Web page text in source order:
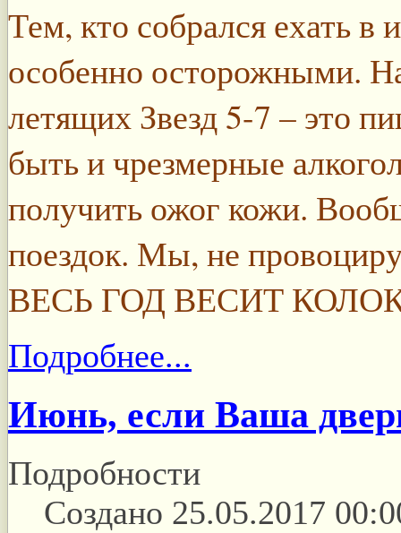
Тем, кто собрался ехать
особенно осторожными.
летящих Звезд 5-7 – это
быть и чрезмерные
получить ожог кожи.
поездок. Мы, не
ВЕСЬ ГОД ВЕСИТ
Подробнее...
Июнь, если Ваша
Подробности
Создано 25.05.2017